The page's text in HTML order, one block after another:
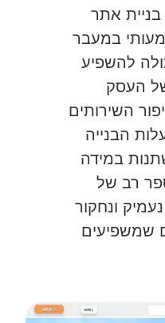
אתר
במעבר
להשפיע
העסק
השירותים
הבנייה
במידה
רב של
ונחקור
שמשפיעים